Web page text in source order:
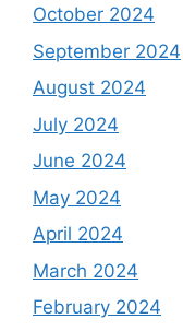
October 2024
September 2024
August 2024
July 2024
June 2024
May 2024
April 2024
March 2024
February 2024